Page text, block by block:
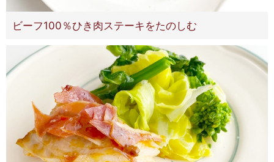
ビーフ100％ひき肉ステーキをたのしむ